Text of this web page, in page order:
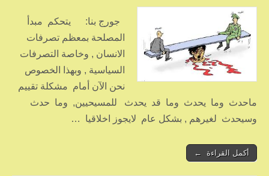
جورج بنا: يتحكم مبدأ
المصلحة بمعظم تصرفات
الانسان , وخاصة التصرفات
السياسية , وبهذا الخصوص
نحن الآن أمام مشكلة تقييم
ماحدث وما يحدث وما قد يحدث للمسيحيين, وما حدث
وسيحدث لغيرهم , بشكل عام لايجوز اخلاقيا …
أكمل القراءة ←